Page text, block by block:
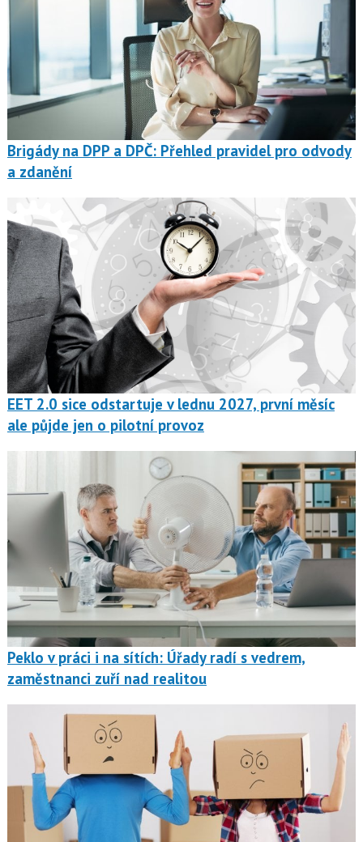
Brigády na DPP a DPČ: Přehled pravidel pro odvody
a zdanění
EET 2.0 sice odstartuje v lednu 2027, první měsíc
ale půjde jen o pilotní provoz
Peklo v práci i na sítích: Úřady radí s vedrem,
zaměstnanci zuří nad realitou